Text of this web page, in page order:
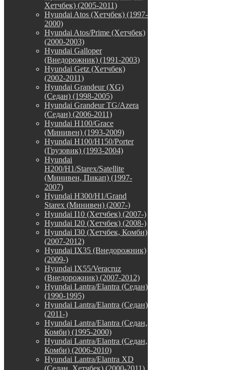
Хетчбек) (2005-2011)
Hyundai Atos (Хетчбек) (1997-
2000)
Hyundai Atos/Prime (Хетчбек)
(2000-2003)
Hyundai Galloper
(Внедорожник) (1991-2003)
Hyundai Getz (Хетчбек)
(2002-2011)
Hyundai Grandeur (XG)
(Седан) (1998-2005)
Hyundai Grandeur TG/Azera
(Седан) (2006-2011)
Hyundai H100/Grace
(Минивен) (1993-2009)
Hyundai H100/H150/Porter
(Грузовик) (1993-2004)
Hyundai
H200/H1/Starex/Satellite
(Минивен, Пикап) (1997-
2007)
Hyundai H300/H1/Grand
Starex (Минивен) (2007-)
Hyundai I10 (Хетчбек) (2007-)
Hyundai I20 (Хетчбек) (2008-)
Hyundai I30 (Хетчбек, Комби)
(2007-2012)
Hyundai IX35 (Внедорожник)
(2009-)
Hyundai IX55/Veracruz
(Внедорожник) (2007-2012)
Hyundai Lantra/Elantra (Седан)
(1990-1995)
Hyundai Lantra/Elantra (Седан)
(2011-)
Hyundai Lantra/Elantra (Седан,
Комби) (1995-2000)
Hyundai Lantra/Elantra (Седан,
Комби) (2006-2010)
Hyundai Lantra/Elantra XD
(Седан, Хетчбек) (2000-2011)